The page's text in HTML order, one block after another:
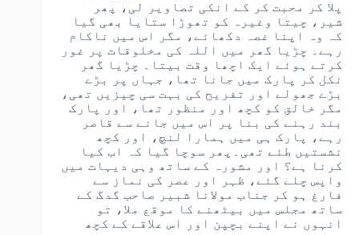
پلا کر محبت کر کے انکی تصاویر لی، پھر
شیر، چیتا وغیرہ کو تھوڑا ستایا بھی گیا
کہ وہ اپنا غصہ دکھائے، مگر اس میں ناکام
رہے۔ چڑیا گھر میں اللہ کی مخلوقات پر غور
کرتے ہوئے ایک اچھا وقت بیتا۔ چڑیا گھر
نکل کر پارک میں جانا تھا، جہاں پر بڑے
بڑے جھولے اور تفریح کی بہت سی چیزیں تھی،
مگر خالق کو کچھ اور منظور تھا، اور پارک
بند رہنے کی بنا پر اس میں جانے سے قاصر
رہے، پارک ہی میں ہمارا لنچ، اور کچھ
نشستیں طئے تھی۔پھر سوچا گیا کہ اب کیا
کرنا ہے؟ اور مشورہ کے ساتھ وہی دیہات میں
واپس چلے گئے، ظہر اور عصر کی نماز سے
فارغ ہو کر جناب مولانا شبیر صاحب گدگ کے
ساتھ مجلس میں بیٹھنے کا موقع ملا، تو
انہوں نے اپنے بچپن اور اس علاقے کے کچھ